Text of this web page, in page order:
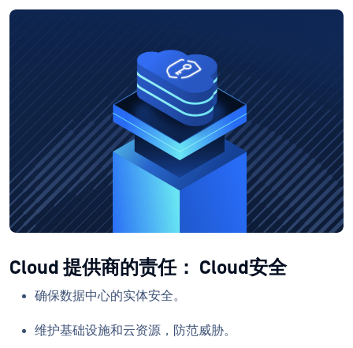
Cloud 提供商的责任： Cloud安全
确保数据中心的实体安全。
维护基础设施和云资源，防范威胁。